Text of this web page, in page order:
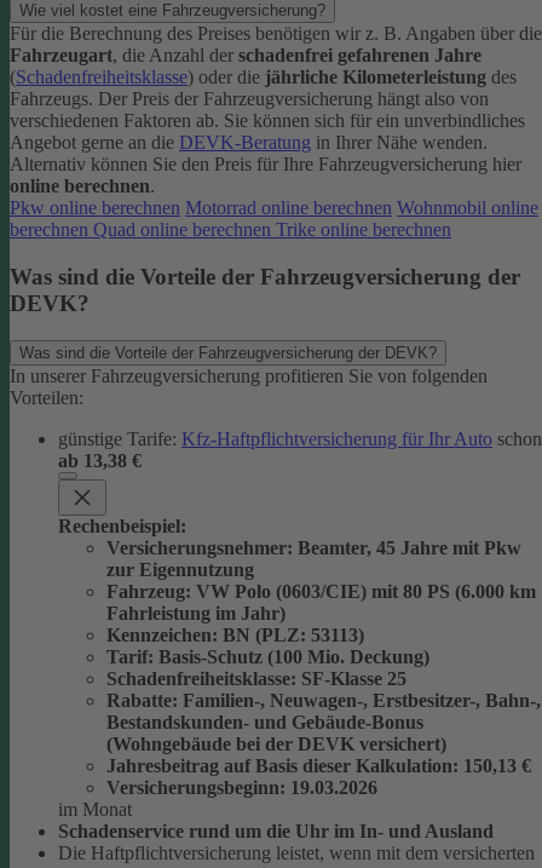
Wie viel kostet eine Fahrzeugversicherung?
Für die Berechnung des Preises benötigen wir z. B. Angaben über die
Fahrzeugart, die Anzahl der schadenfrei gefahrenen Jahre
(Schadenfreiheitsklasse) oder die jährliche Kilometerleistung des
Fahrzeugs. Der Preis der Fahrzeugversicherung hängt also von
verschiedenen Faktoren ab. Sie können sich für ein unverbindliches
Angebot gerne an die DEVK-Beratung in Ihrer Nähe wenden.
Alternativ können Sie den Preis für Ihre Fahrzeugversicherung hier
online berechnen.
Pkw online berechnen Motorrad online berechnen Wohnmobil online
berechnen Quad online berechnen Trike online berechnen
Was sind die Vorteile der Fahrzeugversicherung der
DEVK?
Was sind die Vorteile der Fahrzeugversicherung der DEVK?
In unserer Fahrzeugversicherung profitieren Sie von folgenden
Vorteilen:
günstige Tarife: Kfz-Haftpflichtversicherung für Ihr Auto schon
ab 13,38 €
Rechenbeispiel:
Versicherungsnehmer: Beamter, 45 Jahre mit Pkw
zur Eigennutzung
Fahrzeug: VW Polo (0603/CIE) mit 80 PS (6.000 km
Fahrleistung im Jahr)
Kennzeichen: BN (PLZ: 53113)
Tarif: Basis-Schutz (100 Mio. Deckung)
Schadenfreiheitsklasse: SF-Klasse 25
Rabatte: Familien-, Neuwagen-, Erstbesitzer-, Bahn-,
Bestandskunden- und Gebäude-Bonus
(Wohngebäude bei der DEVK versichert)
Jahresbeitrag auf Basis dieser Kalkulation: 150,13 €
Versicherungsbeginn: 19.03.2026
im Monat
Schadenservice rund um die Uhr im In- und Ausland
Die Haftpflichtversicherung leistet, wenn mit dem versicherten